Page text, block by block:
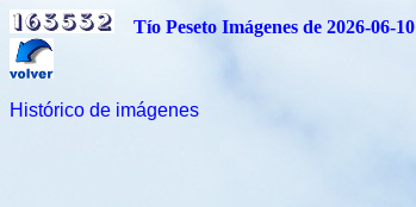
Tío Peseto Imágenes de 2026-06-10
Histórico de imágenes